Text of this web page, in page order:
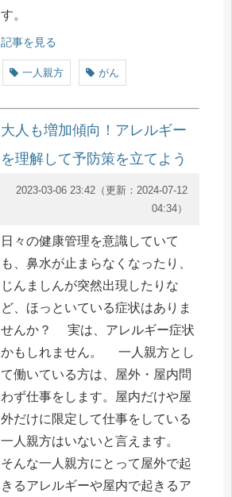
す。
記事を見る
一人親方 がん
大人も増加傾向！アレルギー
を理解して予防策を立てよう
2023-03-06 23:42（更新： 2024-07-12
04:34）
日々の健康管理を意識していて
も、鼻水が止まらなくなったり、
じんましんが突然出現したりな
ど、ほっといている症状はありま
せんか？ 実は、アレルギー症状
かもしれません。 一人親方とし
て働いている方は、屋外・屋内問
わず仕事をします。屋内だけや屋
外だけに限定して仕事をしている
一人親方はいないと言えます。
そんな一人親方にとって屋外で起
きるアレルギーや屋内で起きるア